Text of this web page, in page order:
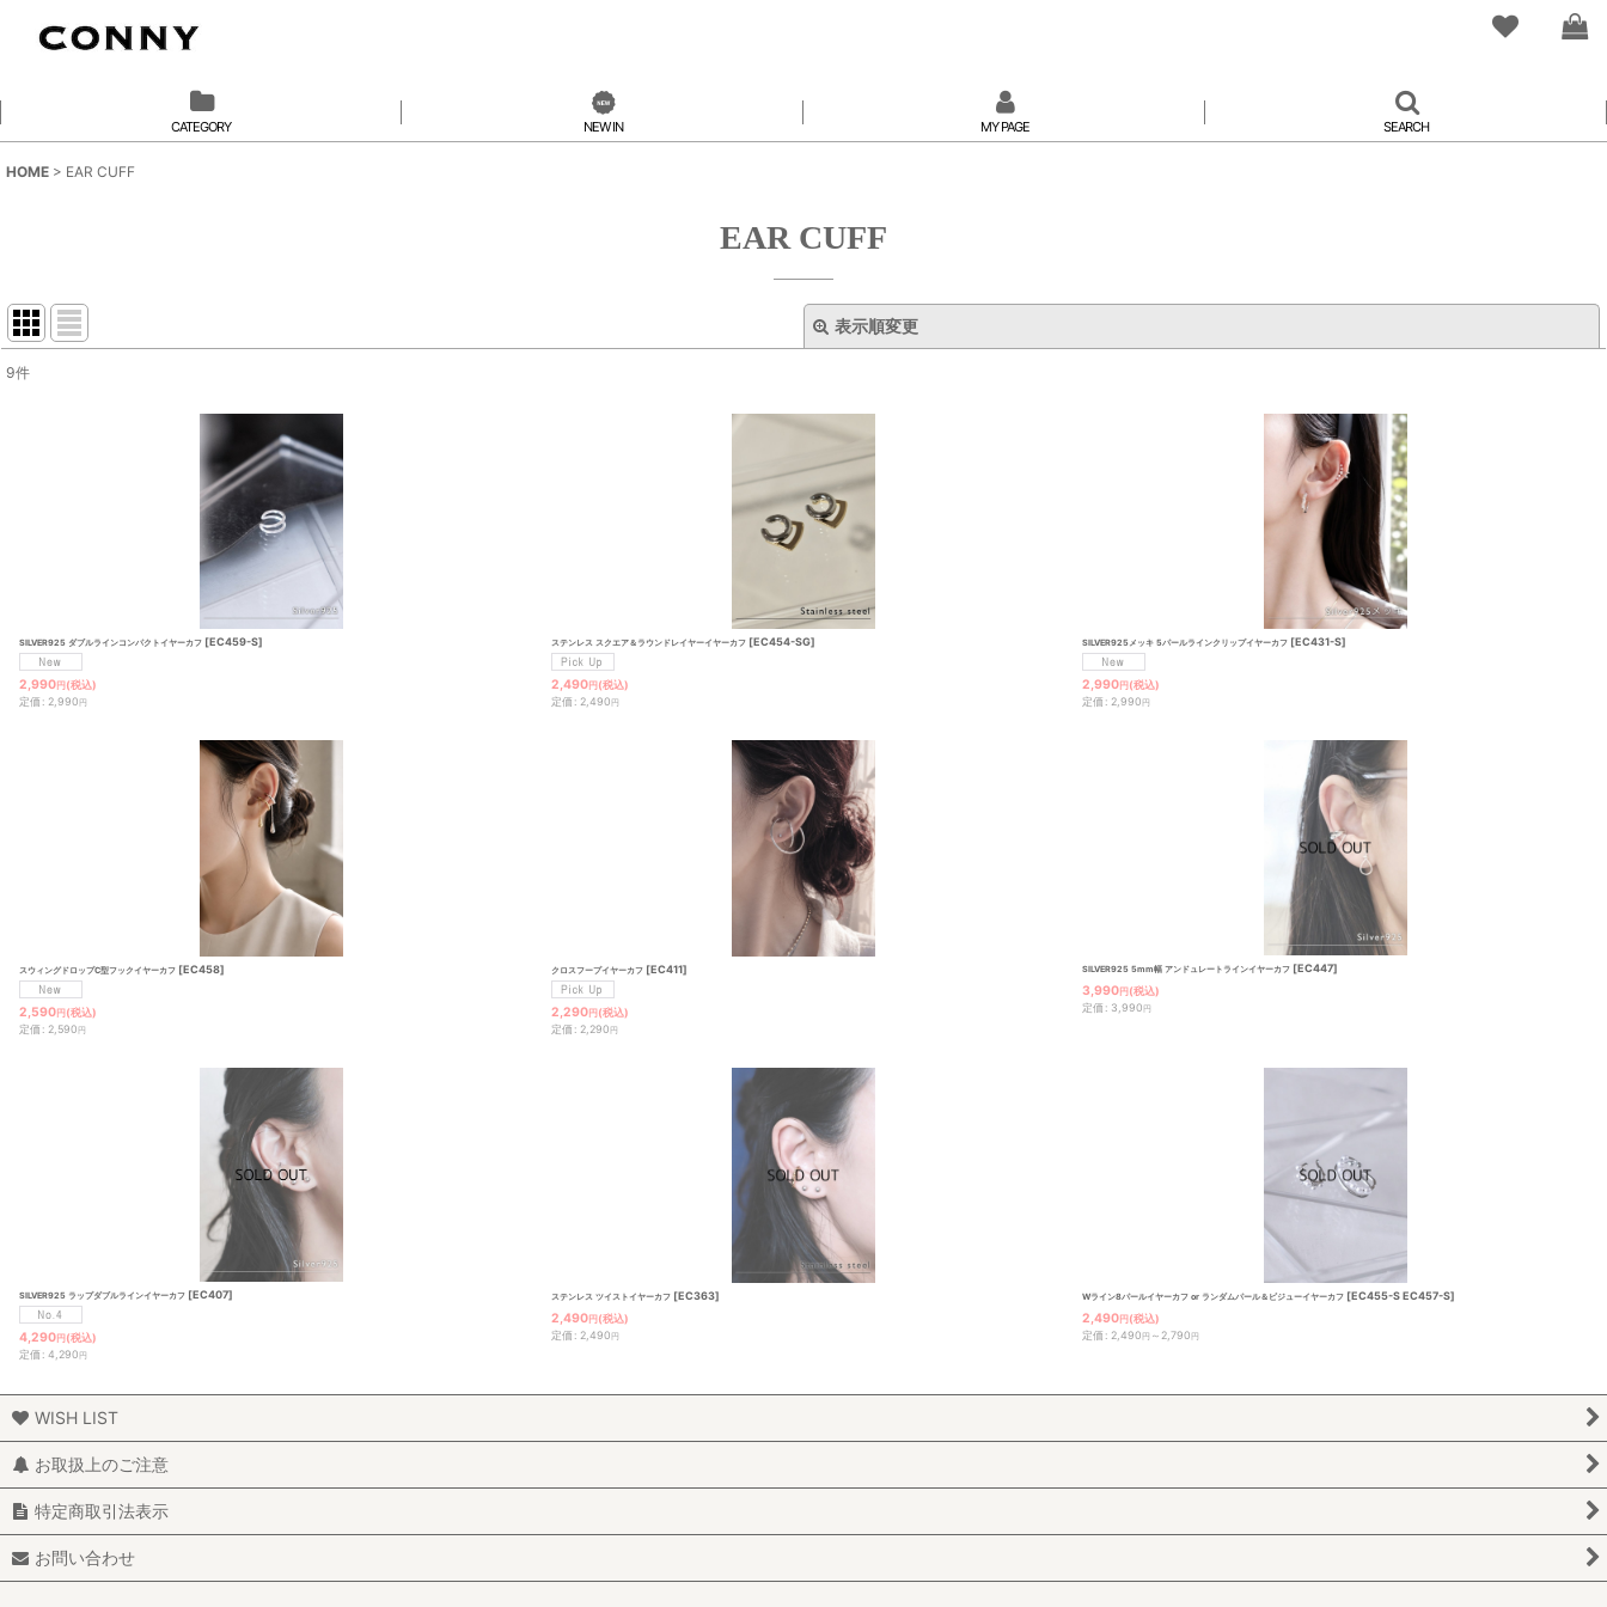
CATEGORY NEW IN MY PAGE SEARCH
HOME > EAR CUFF
EAR CUFF
表示順変更
9件
SILVER925 ダブルラインコンパクトイヤーカフ [EC459-S]
2,990円 (税込)
定価 : 2,990 円
ステンレス スクエア＆ラウンドレイヤーイヤーカフ [EC454-SG]
2,490円(税込)
定価 : 2,490 円
SILVER925メッキ 5パールラインクリップイヤーカフ [EC431-S]
2,990円 (税込)
定価 : 2,990円
スウィングドロップC型フックイヤーカフ [EC458]
2,590円 (税込)
定価 : 2,590円
クロスフープイヤーカフ [EC411]
2,290円(税込)
定価 : 2,290円
SILVER925 5mm幅 アンドュレートラインイヤーカフ [EC447]
3,990円 (税込)
定価 : 3,990円
SILVER925 ラップダブルラインイヤーカフ [EC407]
4,290円 (税込)
定価 : 4,290 円
ステンレス ツイストイヤーカフ [EC363]
2,490円(税込)
定価 : 2,490円
Wライン8パールイヤーカフ or ランダムパール＆ビジューイヤーカフ [EC455-S EC457-S]
2,490円 (税込)
定価 : 2,490円 ～2,790円
WISH LIST
お取扱上のご注意
特定商取引法表示
お問い合わせ